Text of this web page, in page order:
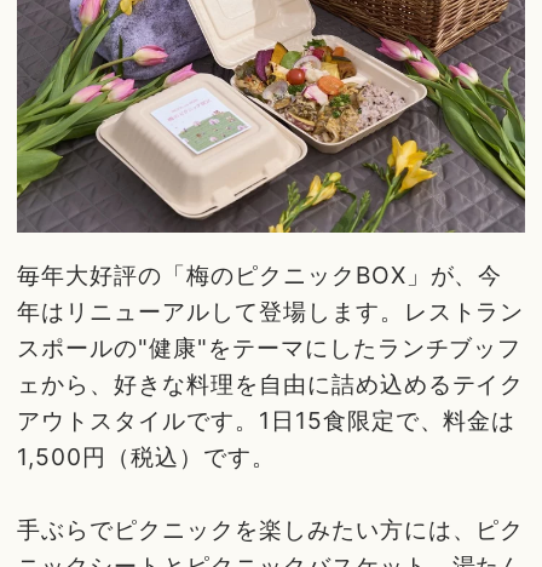
毎年大好評の「梅のピクニックBOX」が、今
年はリニューアルして登場します。レストラン
スポールの"健康"をテーマにしたランチブッフ
ェから、好きな料理を自由に詰め込めるテイク
アウトスタイルです。1日15食限定で、料金は
1,500円（税込）です。
手ぶらでピクニックを楽しみたい方には、ピク